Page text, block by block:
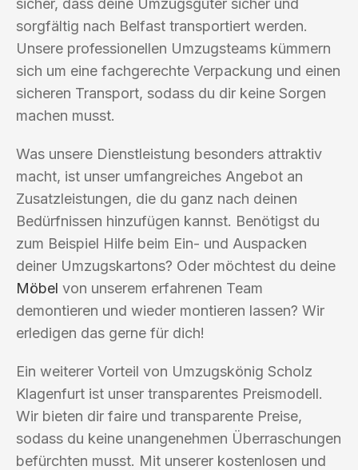
sicher, dass deine Umzugsgüter sicher und
sorgfältig nach Belfast transportiert werden.
Unsere professionellen Umzugsteams kümmern
sich um eine fachgerechte Verpackung und einen
sicheren Transport, sodass du dir keine Sorgen
machen musst.
Was unsere Dienstleistung besonders attraktiv
macht, ist unser umfangreiches Angebot an
Zusatzleistungen, die du ganz nach deinen
Bedürfnissen hinzufügen kannst. Benötigst du
zum Beispiel Hilfe beim Ein- und Auspacken
deiner Umzugskartons? Oder möchtest du deine
Möbel von unserem erfahrenen Team
demontieren und wieder montieren lassen? Wir
erledigen das gerne für dich!
Ein weiterer Vorteil von Umzugskönig Scholz
Klagenfurt ist unser transparentes Preismodell.
Wir bieten dir faire und transparente Preise,
sodass du keine unangenehmen Überraschungen
befürchten musst. Mit unserer kostenlosen und